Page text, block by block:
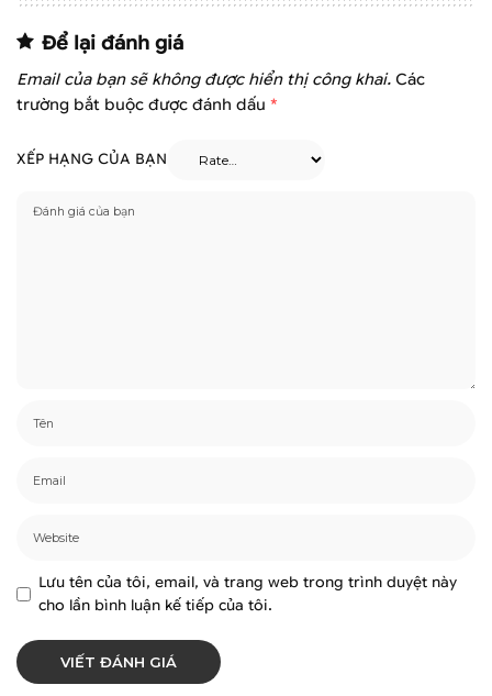
Để lại đánh giá
Email của bạn sẽ không được hiển thị công khai. Các
trường bắt buộc được đánh dấu *
XẾP HẠNG CỦA BẠN
Lưu tên của tôi, email, và trang web trong trình duyệt này
cho lần bình luận kế tiếp của tôi.